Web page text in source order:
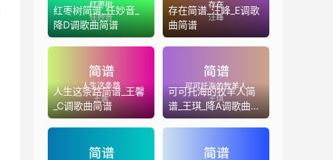
红枣树简谱_任妙音_
降D调歌曲简谱
存在简谱_汪峰_E调歌
曲简谱
人生这条路简谱_王馨
_C调歌曲简谱
可可托海的牧羊人简
谱_王琪_降A调歌曲简
谱